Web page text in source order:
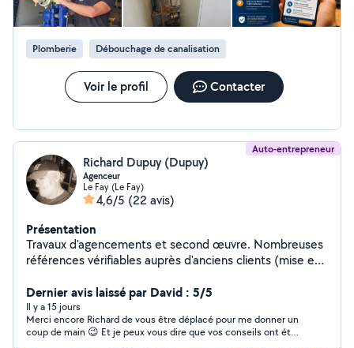
Plomberie Débouchage de canalisation
Voir le profil Contacter
Auto-entrepreneur
Richard Dupuy (Dupuy)
Agenceur
Le Fay (Le Fay)
4,6/5 (22 avis)
Présentation
Travaux d'agencements et second œuvre. Nombreuses
références vérifiables auprès d'anciens clients (mise en
cuisines aménagée, carrelages et faïence.. Je ne sous-
traite aucun poste, je réalise moi même les travaux
préparatoires: Électricité, plomberie, plâtre etc... Devis
et déplacement gratuit.
Dernier avis laissé par David : 5/5
Il y a 15 jours
Merci encore Richard de vous être déplacé pour me donner un
coup de main 😉 Et je peux vous dire que vos conseils ont été